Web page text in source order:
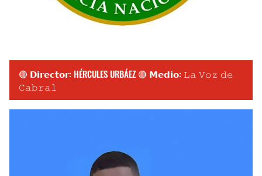
🔴 𝗗𝗶𝗿𝗲𝗰𝘁𝗼𝗿: HÉRCULES URBÁEZ 🔴 𝗠𝗲𝗱𝗶𝗼: 𝙻𝚊 𝚅𝚘𝚣 𝚍𝚎
𝙲𝚊𝚋𝚛𝚊𝚕